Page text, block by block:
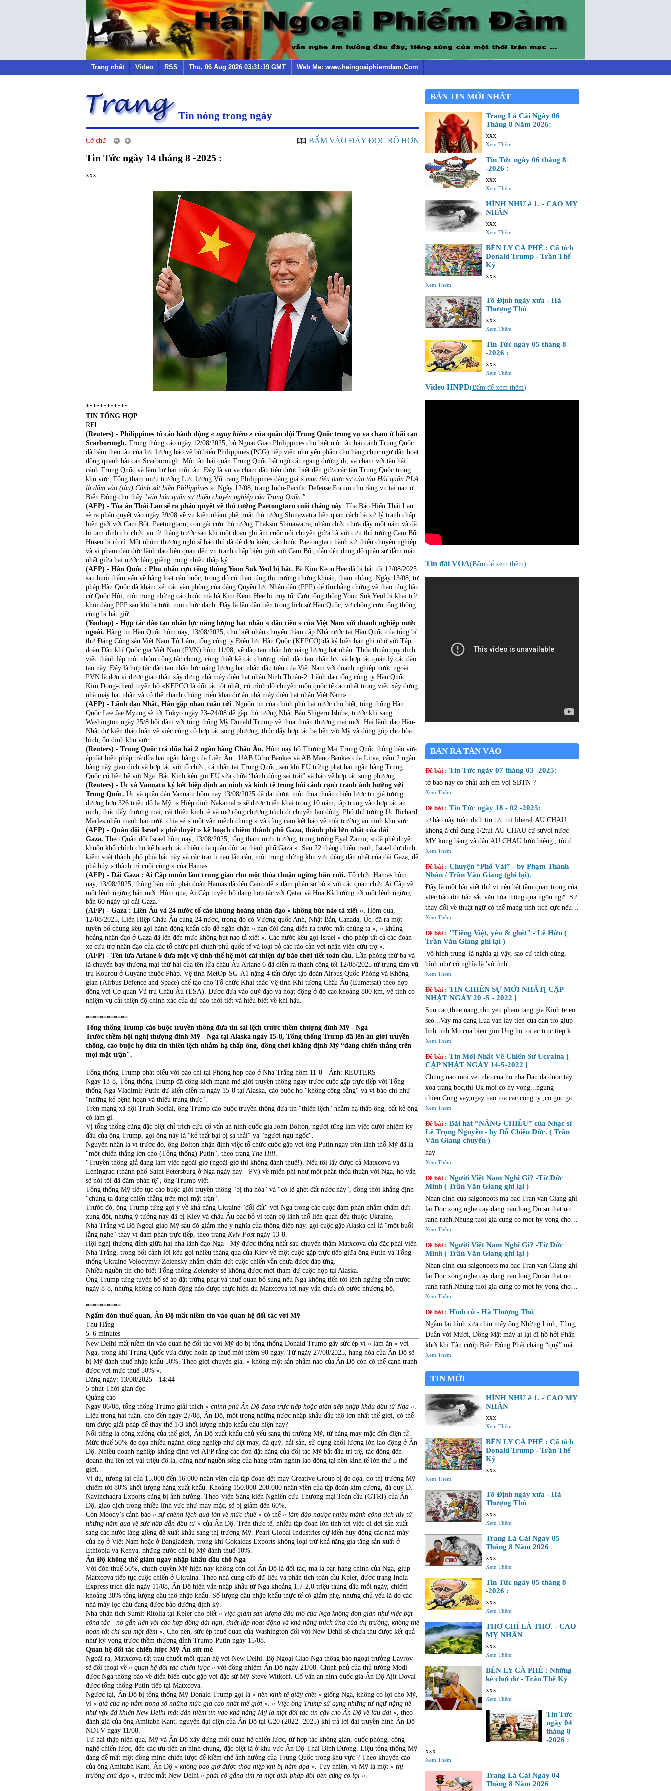
Trang nhất Video RSS Thu, 06 Aug 2026 03:31:19 GMT Web Mẹ: www.haingoaiphiemdam.Com
Tin nóng trong ngày
Cỡ chữ BẤM VÀO ĐÂY ĐỌC RÕ HƠN
Tin Tức ngày 14 tháng 8 -2025 :
xxx
************
TIN TỔNG HỢP
RFI
(Reuters) - Philippines tố cáo hành động « nguy hiểm » của quân đội Trung Quốc trong vụ va chạm ở bãi cạn
Scarborough. Trong thông cáo ngày 12/08/2025, bộ Ngoại Giao Philippines cho biết một tàu hải cảnh Trung Quốc
đã bám theo tàu của lực lượng bảo vệ bờ biển Philippines (PCG) tiếp viện nhu yếu phẩm cho hàng chục ngư dân hoạt
động quanh bãi cạn Scarborough. Một tàu hải quân Trung Quốc bất ngờ cắt ngang đường đi, va chạm với tàu hải
cảnh Trung Quốc và làm hư hại mũi tàu. Đây là vụ va chạm đầu tiên được biết đến giữa các tàu Trung Quốc trong
khu vực. Tổng tham mưu trưởng Lực lượng Vũ trang Philippines đáng giá « mục tiêu thực sự của tàu Hải quân PLA
là đâm vào (tàu) Cảnh sát biển Philippines ». Ngày 12/08, trang Indo-Pacific Defense Forum cho rằng vụ tai nạn ở
Biển Đông cho thấy "văn hóa quân sự thiếu chuyên nghiệp của Trung Quốc."
(AFP) - Tòa án Thái Lan sẽ ra phán quyết về thủ tướng Paetongtarn cuối tháng này. Tòa Bảo Hiến Thái Lan
sẽ ra phán quyết vào ngày 29/08 về vụ kiện nhằm phế truất thủ tướng Shinawatra liên quan cách bà xử lý tranh chấp
biên giới với Cam Bốt. Paetongtarn, con gái cựu thủ tướng Thaksin Shinawatra, nhậm chức chưa đầy một năm và đã
bị tạm đình chỉ chức vụ từ tháng trước sau khi một đoạn ghi âm cuộc nói chuyện giữa bà với cựu thủ tướng Cam Bốt
Husen bị rò rỉ. Một nhóm thượng nghị sĩ bảo thủ đã đệ đơn kiện, cáo buộc Paetongtarn hành xử thiếu chuyên nghiệp
và vi phạm đạo đức lãnh đạo liên quan đến vụ tranh chấp biên giới với Cam Bốt, dẫn đến đụng độ quân sự đẫm máu
nhất giữa hai nước láng giềng trong nhiều thập kỷ.
(AFP) - Hàn Quốc : Phu nhân cựu tổng thống Yoon Suk Yeol bị bắt. Bà Kim Keon Hee đã bị bắt tối 12/08/2025
sau buổi thẩm vấn về hàng loạt cáo buộc, trong đó có thao túng thị trường chứng khoán, tham nhũng. Ngày 13/08, tư
pháp Hàn Quốc đã khám xét các văn phòng của đảng Quyền lực Nhân dân (PPP) để tìm bằng chứng về thao túng bầu
cử Quốc Hội, một trong những cáo buộc mà bà Kim Keon Hee bị truy tố. Cựu tổng thống Yoon Suk Yeol bị khai trừ
khỏi đảng PPP sau khi bị tước mọi chức danh. Đây là lần đầu tiên trong lịch sử Hàn Quốc, vợ chồng cựu tổng thống
cùng bị bắt giữ.
(Yonhap) - Hợp tác đào tạo nhân lực năng lượng hạt nhân « đầu tiên » của Việt Nam với doanh nghiệp nước
ngoài. Hãng tin Hàn Quốc hôm nay, 13/08/2025, cho biết nhân chuyến thăm cấp Nhà nước tại Hàn Quốc của tổng bí
thư Đảng Cộng sản Việt Nam Tô Lâm, tổng công ty Điện lực Hàn Quốc (KEPCO) đã ký biên bản ghi nhớ với Tập
đoàn Dầu khí Quốc gia Việt Nam (PVN) hôm 11/08, về đào tạo nhân lực năng lượng hạt nhân. Thỏa thuận quy định
việc thành lập một nhóm công tác chung, cùng thiết kế các chương trình đào tạo nhân lực và hợp tác quản lý các đào
tạo này. Đây là hợp tác đào tạo nhân lực năng lượng hạt nhân đầu tiên của Việt Nam với doanh nghiệp nước ngoài.
PVN là đơn vị được giao thầu xây dựng nhà máy điện hạt nhân Ninh Thuận-2. Lãnh đạo tổng công ty Hàn Quốc
Kim Dong-cheol tuyên bố «KEPCO là đối tác tốt nhất, có trình độ chuyên môn quốc tế cao nhất trong việc xây dựng
nhà máy hạt nhân và có thể nhanh chóng triển khai dự án nhà máy điện hạt nhân Việt Nam».
(AFP) - Lãnh đạo Nhật, Hàn gặp nhau tuần tới. Nguồn tin của chính phủ hai nước cho biết, tổng thống Hàn
Quốc Lee Jae Myung sẽ tới Tokyo ngày 23–24/08 để gặp thủ tướng Nhật Bản Shigeru Ishiba, trước khi sang
Washington ngày 25/8 hội đàm với tổng thống Mỹ Donald Trump về thỏa thuận thương mại mới. Hai lãnh đạo Hàn-
Nhật dự kiến thảo luận về việc củng cố hợp tác song phương, thúc đẩy hợp tác ba bên với Mỹ và đóng góp cho hòa
bình, ổn định khu vực.
(Reuters) - Trung Quốc trả đũa hai 2 ngân hàng Châu Âu. Hôm nay bộ Thương Mại Trung Quốc thông báo vừa
áp đặt biện pháp trả đũa hai ngân hàng của Liên Âu : UAB Urbo Bankas và AB Mano Bankas của Litva, cấm 2 ngân
hàng này giao dịch và hợp tác với tổ chức, cá nhân tại Trung Quốc, sau khi EU trừng phạt hai ngân hàng Trung
Quốc có liên hệ với Nga. Bắc Kinh kêu gọi EU sửa chữa “hành động sai trái” và bảo vệ hợp tác song phương.
(Reuters) - Úc và Vanuatu ký kết hiệp định an ninh và kinh tế trong bối cảnh cạnh tranh ảnh hưởng với
Trung Quốc. Úc và quần đảo Vanuatu hôm nay 13/08/2025 đã đạt được một thỏa thuận chiến lược trị giá tương
đương hơn 326 triệu đô la Mỹ. « Hiệp định Nakamal » sẽ được triển khai trong 10 năm, tập trung vào hợp tác an
ninh, thúc đẩy thương mại, cải thiện kinh tế và mở rộng chương trình di chuyển lao động. Phó thủ tướng Úc Richard
Marles nhấn mạnh hai nước chia sẻ « một vận mệnh chung » và cùng cam kết bảo vệ môi trường an ninh khu vực.
(AFP) - Quân đội Israel « phê duyệt » kế hoạch chiếm thành phố Gaza, thành phố lớn nhất của dải
Gaza. Theo Quân đội Israel hôm nay, 13/08/2025, tổng tham mưu trưởng, trung tướng Eyal Zamir, « đã phê duyệt
khuôn khổ chính cho kế hoạch tác chiến của quân đội tại thành phố Gaza ». Sau 22 tháng chiến tranh, Israel dự định
kiểm soát thành phố phía bắc này và các trại tị nạn lân cận, một trong những khu vực đông dân nhất của dải Gaza, để
phá hủy « thành trì cuối cùng » của Hamas.
(AFP) - Dải Gaza : Ai Cập muốn làm trung gian cho một thỏa thuận ngừng bắn mới. Tổ chức Hamas hôm
nay, 13/08/2025, thông báo một phái đoàn Hamas đã đến Cairo để « đàm phán sơ bộ » với các quan chức Ai Cập về
một lệnh ngừng bắn mới. Hôm qua, Ai Cập tuyên bố đang hợp tác với Qatar và Hoa Kỳ hướng tới một lệnh ngừng
bắn 60 ngày tại dải Gaza.
(AFP) - Gaza : Liên Âu và 24 nước tố cáo khủng hoảng nhân đạo « không bút nào tả xiết ». Hôm qua,
12/08/2025, Liên Hiệp Châu Âu cùng 24 nước, trong đó có Vương quốc Anh, Nhật Bản, Canada, Úc, đã ra một
tuyên bố chung kêu gọi hành động khẩn cấp để ngăn chặn « nạn đói đang diễn ra trước mắt chúng ta », « khủng
hoảng nhân đạo ở Gaza đã lên đến mức không bút nào tả xiết ». Các nước kêu gọi Israel « cho phép tất cả các đoàn
xe cứu trợ nhân đạo của các tổ chức phi chính phủ quốc tế và loại bỏ các rào cản với nhân viên cứu trợ ».
(AFP) - Tên lửa Ariane 6 đưa một vệ tinh thế hệ mới cải thiện dự báo thời tiết toàn cầu. Lần phóng thứ ba và
là chuyến bay thương mại thứ hai của tên lửa châu Âu Ariane 6 đã diễn ra thành công tối 12/08/2025 từ trung tâm vũ
trụ Kourou ở Guyane thuộc Pháp. Vệ tinh MetOp-SG-A1 nặng 4 tấn được tập đoàn Airbus Quốc Phòng và Không
gian (Airbus Defence and Space) chế tạo cho Tổ chức Khai thác Vệ tinh Khí tượng Châu Âu (Eumetsat) theo hợp
đồng với Cơ quan Vũ trụ Châu Âu (ESA). Được đưa vào quỹ đạo và hoạt động ở độ cao khoảng 800 km, vệ tinh có
nhiệm vụ cải thiện độ chính xác của dự báo thời tiết và hiểu biết về khí hậu.
************
Tổng thống Trump cáo buộc truyền thông đưa tin sai lệch trước thềm thượng đỉnh Mỹ - Nga
Trước thềm hội nghị thượng đỉnh Mỹ - Nga tại Alaska ngày 15-8, Tổng thống Trump đã lên án giới truyền
thông, cáo buộc họ đưa tin thiên lệch nhằm hạ thấp ông, đồng thời khẳng định Mỹ “đang chiến thắng trên
mọi mặt trận".
Tổng thống Trump phát biểu với báo chí tại Phòng họp báo ở Nhà Trắng hôm 11-8 - Ảnh: REUTERS
Ngày 13-8, Tổng thống Trump đã công kích mạnh mẽ giới truyền thông ngay trước cuộc gặp trực tiếp với Tổng
thống Nga Vladimir Putin dự kiến diễn ra ngày 15-8 tại Alaska, cáo buộc họ "không công bằng" và ví báo chí như
"những kẻ bệnh hoạn và thiếu trung thực".
Trên mạng xã hội Truth Social, ông Trump cáo buộc truyền thông đưa tin "thiên lệch" nhằm hạ thấp ông, bất kể ông
có làm gì.
Vị tổng thống cũng đặc biệt chỉ trích cựu cố vấn an ninh quốc gia John Bolton, người từng làm việc dưới nhiệm kỳ
đầu của ông Trump, gọi ông này là "kẻ thất bại bị sa thải" và "người ngu ngốc".
Nguyên nhân là vì trước đó, ông Bolton nhận định việc tổ chức cuộc gặp với ông Putin ngay trên lãnh thổ Mỹ đã là
"một chiến thắng lớn cho (Tổng thống) Putin", theo trang The Hill.
"Truyền thông giả đang làm việc ngoài giờ (ngoài giờ thì không đánh thuế!). Nếu tôi lấy được cả Matxcơva và
Leningrad (thành phố Saint Petersburg ở Nga ngày nay - PV) về miễn phí như một phần thỏa thuận với Nga, họ vẫn
sẽ nói tôi đã đàm phán tệ", ông Trump viết.
Tổng thống Mỹ tiếp tục cáo buộc giới truyền thông "bị tha hóa" và "có lẽ ghét đất nước này", đồng thời khẳng định
"chúng ta đang chiến thắng trên mọi mặt trận".
Trước đó, ông Trump từng gợi ý về khả năng Ukraine "đổi đất" với Nga trong các cuộc đàm phán nhằm chấm dứt
xung đột, nhưng ý tưởng này đã bị Kiev và châu Âu bác bỏ vì toàn bộ lãnh thổ liên quan đều thuộc Ukraine.
Nhà Trắng và Bộ Ngoại giao Mỹ sau đó giảm nhẹ ý nghĩa của thông điệp này, gọi cuộc gặp Alaska chỉ là "một buổi
lắng nghe" thay vì đàm phán trực tiếp, theo trang Kyiv Post ngày 13-8.
Hội nghị thượng đỉnh giữa hai nhà lãnh đạo Nga - Mỹ được thống nhất sau chuyến thăm Matxcơva của đặc phái viên
Nhà Trắng, trong bối cảnh lời kêu gọi nhiều tháng qua của Kiev về một cuộc gặp trực tiếp giữa ông Putin và Tổng
thống Ukraine Volodymyr Zelensky nhằm chấm dứt cuộc chiến vẫn chưa được đáp ứng.
Nhiều nguồn tin cho biết Tổng thống Zelensky sẽ không được mời tham dự cuộc họp tại Alaska.
Ông Trump từng tuyên bố sẽ áp đặt trừng phạt và thuế quan bổ sung nếu Nga không tiến tới lệnh ngừng bắn trước
ngày 8-8, nhưng không có hành động nào được thực hiện dù Matxcơva tới nay vẫn chưa có bước nhượng bộ.
**********
Ngấm đòn thuế quan, Ấn Độ mất niềm tin vào quan hệ đối tác với Mỹ
Thu Hằng
5–6 minutes
New Delhi mất niềm tin vào quan hệ đối tác với Mỹ do bị tổng thống Donald Trump gây sức ép vì « làm ăn » với
Nga, trong khi Trung Quốc vừa được hoãn áp thuế mới thêm 90 ngày. Từ ngày 27/08/2025, hàng hóa của Ấn Độ sẽ
bị Mỹ đánh thuế nhập khẩu 50%. Theo giới chuyên gia, « không một sản phẩm nào của Ấn Độ còn có thể cạnh tranh
được với mức thuế 50% ».
Đăng ngày: 13/08/2025 - 14:44
5 phút Thời gian đọc
Quảng cáo
Ngày 06/08, tổng thống Trump giải thích « chính phủ Ấn Độ đang trực tiếp hoặc gián tiếp nhập khẩu dầu từ Nga ».
Liệu trong hai tuần, cho đến ngày 27/08, Ấn Độ, một trong những nước nhập khẩu dầu thô lớn nhất thế giới, có thể
tìm được giải pháp để thay thế 1/3 khối lượng nhập khẩu dầu hiện nay?
Nổi tiếng là công xưởng của thế giới, Ấn Độ xuất khẩu chủ yếu sang thị trường Mỹ, từ hàng may mặc đến điện tử.
Mức thuế 50% đe dọa nhiều ngành công nghiệp như dệt may, đá quý, hải sản, sử dụng khối lượng lớn lao động ở Ấn
Độ. Nhiều doanh nghiệp khẳng định với AFP rằng các đơn đặt hàng của đối tác Mỹ bắt đầu trì trệ, tác động đến
doanh thu lên tới vài triệu đô la, cũng như nguồn sống của hàng trăm nghìn lao động tại nền kinh tế lớn thứ 5 thế
giới.
Ví dụ, tương lai của 15.000 đến 16.000 nhân viên của tập đoàn dệt may Creative Group bị đe dọa, do thị trường Mỹ
chiếm tới 80% khối lượng hàng xuất khẩu. Khoảng 150.000-200.000 nhân viên của tập đoàn kim cương, đá quý D.
Navinchadra Exports cũng bị ảnh hưởng. Theo Viện Sáng kiến Nghiên cứu Thương mại Toàn cầu (GTRI) của Ấn
Độ, giao dịch trong nhiều lĩnh vực như may mặc, sẽ bị giảm đến 60%.
Còn Moody’s cảnh báo « sự chênh lệch quá lớn về mức thuế » có thể « làm đảo ngược nhiều thành công tích lũy từ
những năm qua về sức hấp dẫn đầu tư » của Ấn Độ. Trên thực tế, nhiều tập đoàn lớn tính tới việc di dời sản xuất
sang các nước láng giềng để xuất khẩu sang thị trường Mỹ. Pearl Global Industries dự kiến huy động các nhà máy
của họ ở Việt Nam hoặc ở Bangladesh, trong khi Gokaldas Exports không loại trừ khả năng gia tăng sản xuất ở
Ethiopia và Kenya, những nước chỉ bị Mỹ đánh thuế 10%.
Ấn Độ không thể giảm ngay nhập khẩu dầu thô Nga
Với đòn thuế 50%, chính quyền Mỹ hiện nay không còn coi Ấn Độ là đối tác, mà là bạn hàng chính của Nga, giúp
Matxcơva tiếp tục cuộc chiến ở Ukraina. Theo nhà cung cấp dữ liệu và phân tích toàn cầu Kpler, được trang India
Express trích dẫn ngày 11/08, Ấn Độ hiện vẫn nhập khẩu từ Nga khoảng 1,7-2,0 triệu thùng dầu mỗi ngày, chiếm
khoảng 38% tổng lượng dầu thô nhập khẩu. Số lượng dầu nhập khẩu thực tế có giảm nhẹ, nhưng chủ yếu là do các
nhà máy lọc dầu đang được bảo dưỡng định kỳ.
Nhà phân tích Sumit Ritolia tại Kpler cho biết « việc giảm sản lượng dầu thô của Nga không đơn giản như việc bật
công tắc - nó gắn liền với các hợp đồng dài hạn, thiết lập hoạt động và khả năng thích ứng của thị trường, không thể
hoàn tất chỉ sau một đêm ». Cho nên, sức ép thuế quan của Washington đối với New Dehli sẽ chưa thu được kết quả
như kỳ vọng trước thềm thượng đỉnh Trump-Putin ngày 15/08.
Quan hệ đối tác chiến lược Mỹ-Ấn sứt mẻ
Ngoài ra, Matxcơva rất trau chuốt mối quan hệ với New Delhi. Bộ Ngoại Giao Nga thông báo ngoại trưởng Lavrov
sẽ đối thoại về « quan hệ đối tác chiến lược » với đồng nhiệm Ấn Độ ngày 21/08. Chính phủ của thủ tướng Modi
được Nga thông báo về diễn biến cuộc gặp với đặc sứ Mỹ Steve Witkoff. Cố vấn an ninh quốc gia Ấn Độ Ajit Doval
được tổng thống Putin tiếp tại Matxcơva.
Ngược lại, Ấn Độ bị tổng thống Mỹ Donald Trump gọi là « nền kinh tế giãy chết » giống Nga, không có lợi cho Mỹ,
vì « giá của họ nằm trong số những mức giá cao nhất thế giới ». « Việc ông Trump sử dụng những từ ngữ nặng nề
như vậy đã khiến New Delhi mất dần niềm tin vào khả năng Mỹ là một đối tác tin cậy cho Ấn Độ về lâu dài », theo
đánh giá của ông Amitabh Kant, nguyên đại diện của Ấn Độ tại G20 (2022- 2025) khi trả lời đài truyền hình Ấn Độ
NDTV ngày 11/08.
Từ hai thập niên qua, Mỹ và Ấn Độ xây dựng mối quan hệ chiến lược, từ hợp tác không gian, quốc phòng, công
nghệ chiến lược, đến các ưu tiên an ninh chung, đặc biệt là ở khu vực Ấn Độ-Thái Bình Dương. Liệu tổng thống Mỹ
đang để mất một đồng minh chiến lược để kiềm chế ảnh hưởng của Trung Quốc trong khu vực ? Theo khuyến cáo
của ông Amitabh Kant, Ấn Độ « không bao giờ được thỏa hiệp khi bị hăm dọa ». Tuy nhiên, vì Mỹ là một « thị
trường chủ đạo », trước mắt New Delhi « phải cố gắng tìm ra một giải pháp đôi bên cũng có lợi ».
BẢN TIN MỚI NHẤT
Trang Lá Cải Ngày 06
Tháng 8 Năm 2026:
xxx
Xem Thêm
Tin Tức ngày 06 tháng 8
-2026 :
xxx
Xem Thêm
HÌNH NHƯ # 1. - CAO MỴ
NHÂN
xxx
Xem Thêm
BÊN LY CÀ PHÊ : Cổ tích
Donald Trump - Trần Thế
Kỷ
xxx
Xem Thêm
Tô Định ngày xưa - Hà
Thượng Thủ
xxx
Xem Thêm
Tin Tức ngày 05 tháng 8
-2026 :
xxx
Xem Thêm
Video HNPD(Bấm để xem thêm)
Tin đài VOA(Bấm để xem thêm)
BÀN RA TÁN VÀO
Đề bài : Tin Tức ngày 07 tháng 03 -2025:
tờ bao nay co phải anh em voi SBTN ?
Xem Thêm
Đề bài : Tin Tức ngày 18 - 02 -2025:
tơ bào này toàn dich tin tưc tui liberal AU CHAU
khong à chỉ đung 1/2tụi AU CHAU cư sưvoi nươc
MY kong băng và dân AU CHAU lười biêng , tôi đả
đi choi AU CHAU mừoi ngày ròi thừ bay chăng cò
cửa tiệm mở ...dân AU CHAU lười như hủi .
Xem Thêm
Đề bài : Chuyện “Phố Vải” - by Phạm Thành
Nhân / Trần Văn Giang (ghi lại).
Đây là một bài viết thú vị nêu bật tầm quan trọng của
việc bảo tồn bản sắc văn hóa thông qua ngôn ngữ. Sự
thay đổi về thuật ngữ có thể mang tính tích cực nếu
chúng vẫn giữ được mối liên hệ với truyền thống và
lịch sử địa phương. Văn bản này cũng gợi lên những
cảm xúc và suy nghĩ tương tự như những gì bạn trải
qua khi mua bất động sản. Quá trình này cũng tràn
đầy sự phấn khích và niềm vui. Điều này đặc biệt
đúng đối với các dự án mới của Al Sharq Investment
investment, cung cấp các lựa chọn nhà ở hiện đại và
tiện lợi để giúp bạn tìm được ngôi nhà lý tưởng.
Xem Thêm
Đề bài : "Tiếng Việt, yêu & ghét" - Lê Hữu (
Trần Văn Giang ghi lại )
'vô hình trung' là nghĩa gì vậy, sao cứ thích dùng,
hình như có nghĩa là 'vô tình'
Xem Thêm
Đề bài : TIN CHIẾN SỰ MỚI NHẤT[ CẬP
NHẬT NGÀY 20 -5 - 2022 ]
Suu cao,thue nang,nhu yeu pham tang gia.Kinh te eo
seo...Vay ma dang Lua van lay tien cua dan tro giup
linh tinh.Mo cua bien gioi.Ung ho toi ac truc tiep khi
sua luat cho phep trom cuop o muc do <1.000 dollars
thi vo toi....Neu vao thoi diem Trump,bon Lua da ho
hoan nhu the nao ??? Nhung nguoi bau ban vi chut tu
loi ,nghi gi ve dat nuoc ??? Phai chang day khong
phai la dat nuoc minh ??? bat qua,lai tro ve que huong
cu...Neu vay,ban la thang cho chet ! mien ban !
Xem Thêm
Đề bài : Tin Mới Nhất Về Chiến Sư Ucraina [
CẬP NHẬT NGÀY 14-5-2022 ]
Chung nao moi vet nho cua ho nha Dan da duoc tay
xoa trang boc,thi Uk moi co hy vong...ngung
chien.Cung vay,ngay nao ma cac cong ty ,co goc gac
tu cac dang bac nu luu-anh hao cua khoi tu do va ong
chief police va dang Lua thi moi giai xong phuong
trinh tau cong !
Xem Thêm
Đề bài : Bài hát “NẮNG CHIỀU” của Nhạc sĩ
Lê Trọng Nguyễn - by Đỗ Chiêu Đức. ( Trần
Văn Giang chuyển )
hay
Xem Thêm
Đề bài : Người Việt Nam Nghĩ Gì? -Từ Đức
Minh ( Trần Văn Giang ghi lại )
Nhan dinh cua saigonpots ma bac Tran van Giang ghi
lai.Doc xong nghe cay dang nao long.Du su that no
ranh ranh.Nhung tuoi gia cung co mot hy vong cho
du la mong manh va mo ao. hy vong con hon la that
Xem Thêm
Đề bài : Người Việt Nam Nghĩ Gì? -Từ Đức
Minh ( Trần Văn Giang ghi lại )
Nhan dinh cua saigonpots ma bac Tran van Giang ghi
lai.Doc xong nghe cay dang nao long.Du su that no
ranh ranh.Nhung tuoi gia cung co mot hy vong cho
du la mong manh va mo ao. hy vong con hon la that
Xem Thêm
Đề bài : Hình cũ - Hà Thượng Thủ
Ngắm lại hình xưa chịu mấy ông Những Linh, Tùng,
Duẫn với Mười, Đồng Mặt mày ai lại đi hồ hởi Phấn
khởi khi Tàu cướp Biển Đông Phải chăng “quý” mặt
đã thành mông Con mắt nay đà có nhưng không Nên
tông?
Xem Thêm
TIN MỚI
HÌNH NHƯ # 1. - CAO MỴ
NHÂN
xxx
Xem Thêm
BÊN LY CÀ PHÊ : Cổ tích
Donald Trump - Trần Thế
Kỷ
xxx
Xem Thêm
Tô Định ngày xưa - Hà
Thượng Thủ
xxx
Xem Thêm
Trang Lá Cải Ngày 05
Tháng 8 Năm 2026
xxx
Xem Thêm
Tin Tức ngày 05 tháng 8
-2026 :
xxx
Xem Thêm
THƠ CHỈ LÀ THƠ. - CAO
MỴ NHÂN
xxx
Xem Thêm
BÊN LY CÀ PHÊ : Những
kẻ chơi dơ - Trần Thế Kỷ
xxx
Xem Thêm
Tin Tức
ngày 04
tháng 8
-2026 :
xxx
Xem Thêm
Trang Lá Cải Ngày 04
Tháng 8 Năm 2026